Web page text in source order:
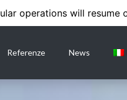
operations will resume
Referenze News